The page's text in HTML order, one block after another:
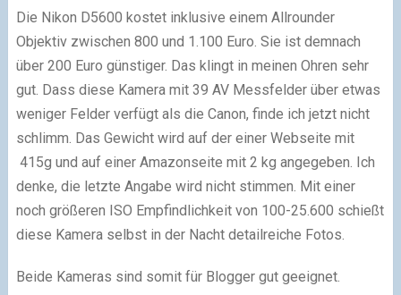
Die Nikon D5600 kostet inklusive einem Allrounder
Objektiv zwischen 800 und 1.100 Euro. Sie ist demnach
über 200 Euro günstiger. Das klingt in meinen Ohren sehr
gut. Dass diese Kamera mit 39 AV Messfelder über etwas
weniger Felder verfügt als die Canon, finde ich jetzt nicht
schlimm. Das Gewicht wird auf der einer Webseite mit
415g und auf einer Amazonseite mit 2 kg angegeben. Ich
denke, die letzte Angabe wird nicht stimmen. Mit einer
noch größeren ISO Empfindlichkeit von 100-25.600 schießt
diese Kamera selbst in der Nacht detailreiche Fotos.
Beide Kameras sind somit für Blogger gut geeignet.